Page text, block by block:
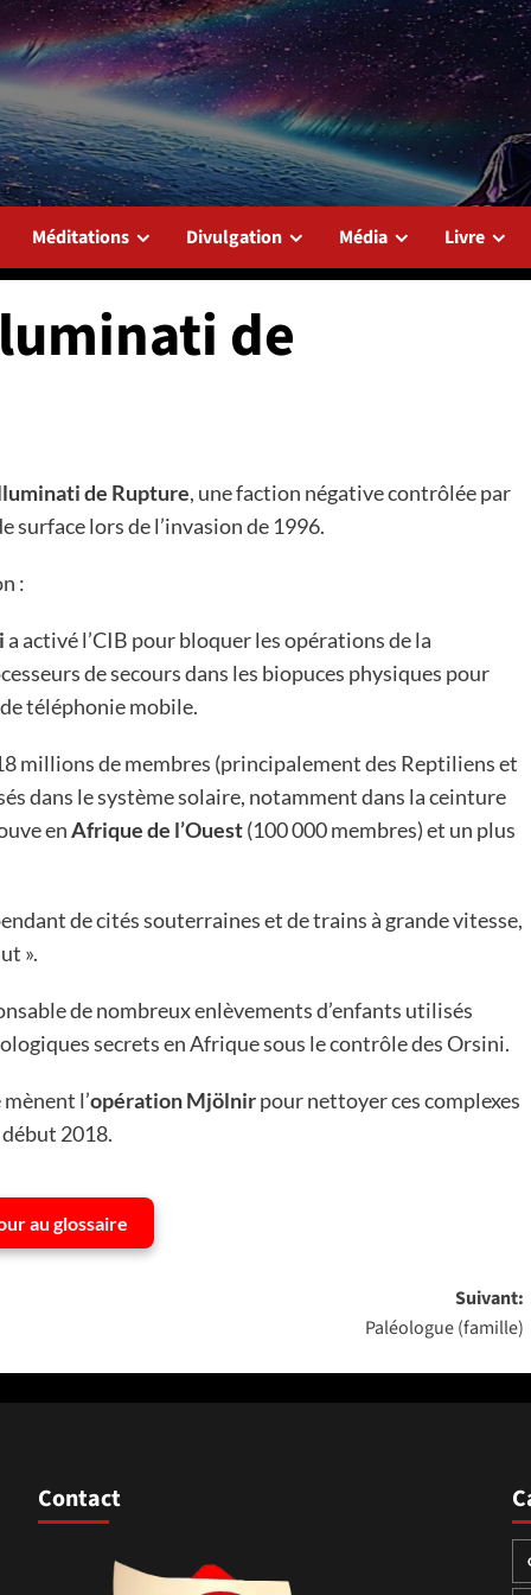
Méditations Divulgation Média Livre
de
de Rupture, une faction négative contrôlée par
surface lors de l’invasion de 1996.
:
a activé l’CIB pour bloquer les opérations de la
de secours dans les biopuces physiques pour
téléphonie mobile.
millions de membres (principalement des Reptiliens et
dans le système solaire, notamment dans la ceinture
enAfrique de l’Ouest(100 000 membres) et un plus
de cités souterraines et de trains à grande vitesse,
».
de nombreux enlèvements d’enfants utilisés
secrets en Afrique sous le contrôle des Orsini.
l’opération Mjölnirpour nettoyer ces complexes
2018.
au glossaire
Suivant:
Paléologue (famille)
Contact